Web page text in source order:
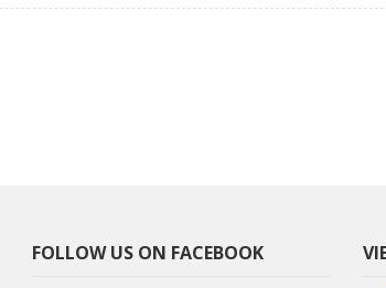
FOLLOW US ON FACEBOOK